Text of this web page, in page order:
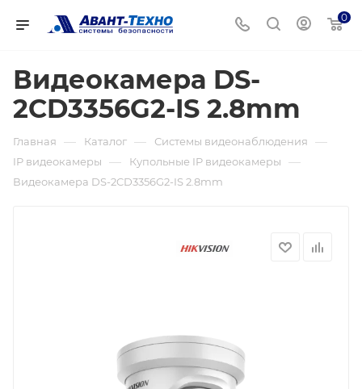
0
Видеокамера DS-
2CD3356G2-IS 2.8mm
Главная — Каталог — Системы видеонаблюдения —
IP видеокамеры — Купольные IP видеокамеры —
Видеокамера DS-2CD3356G2-IS 2.8mm